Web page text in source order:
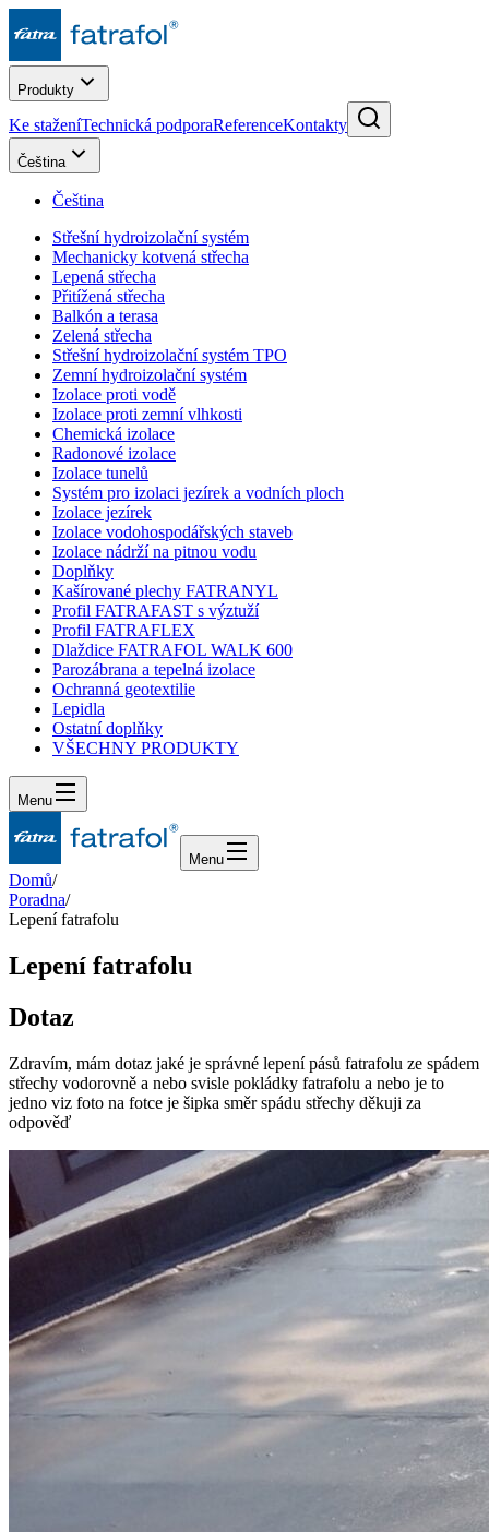
Produkty
Ke staženíTechnická podporaReferenceKontakty
Čeština
Čeština
Střešní hydroizolační systém
Mechanicky kotvená střecha
Lepená střecha
Přitížená střecha
Balkón a terasa
Zelená střecha
Střešní hydroizolační systém TPO
Zemní hydroizolační systém
Izolace proti vodě
Izolace proti zemní vlhkosti
Chemická izolace
Radonové izolace
Izolace tunelů
Systém pro izolaci jezírek a vodních ploch
Izolace jezírek
Izolace vodohospodářských staveb
Izolace nádrží na pitnou vodu
Doplňky
Kašírované plechy FATRANYL
Profil FATRAFAST s výztuží
Profil FATRAFLEX
Dlaždice FATRAFOL WALK 600
Parozábrana a tepelná izolace
Ochranná geotextilie
Lepidla
Ostatní doplňky
VŠECHNY PRODUKTY
Menu
Menu
Domů/
Poradna/
Lepení fatrafolu
Lepení fatrafolu
Dotaz
Zdravím, mám dotaz jaké je správné lepení pásů fatrafolu ze spádem
střechy vodorovně a nebo svisle pokládky fatrafolu a nebo je to
jedno viz foto na fotce je šipka směr spádu střechy děkuji za
odpověď